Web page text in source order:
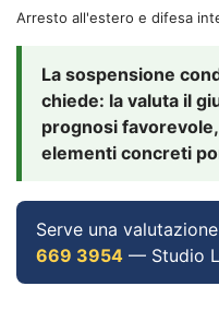
Arresto all'estero e difesa
La sospensione
chiede: la valuta il
prognosi
elementi concreti
Serve una
669 3954 — Studio